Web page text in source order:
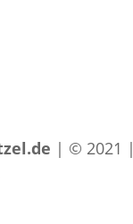
| © 2021 |